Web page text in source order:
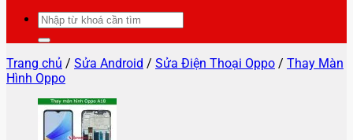
Tìm
kiếm:
Trang chủ / Sửa Android / Sửa Điện Thoại Oppo / Thay Màn
Hình Oppo